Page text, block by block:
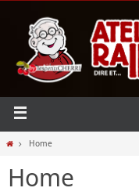
Home
Home